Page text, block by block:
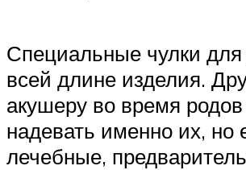
Специальные чулки
всей длине изделия.
акушеру во время
надевать именно их, но
лечебные,